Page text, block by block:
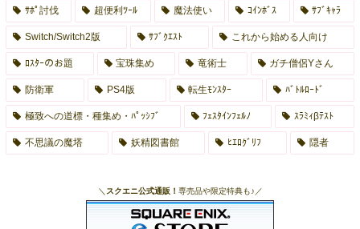
ｻﾎﾟ討伐 超便利ﾂｰﾙ 魔法使い ｺｲﾝﾎﾞｽ ｻﾌﾞｷｬﾗ
Switch/Switch2版 ｻﾌﾞｸｴｽﾄ これから始める人向け
ﾛｽﾀｰのお題 宝珠集め 竜術士 ガチ僧侶Yさん
防衛軍 PS4版 転生ﾓﾝｽﾀｰ ﾊﾞﾄﾙﾛｰﾄﾞ
極致への道標・種集め・ﾊﾟｯｼﾌﾞ ﾌｪｽﾀｲﾝﾌｪﾙﾉ ｽﾗﾐｨβﾃｽﾄ
不思議の魔塔 妖精図書館 ﾋｴﾛｸﾞﾘﾌ 隠者
＼ スクエニ公式通販！ 専売品や限定特典も♪／